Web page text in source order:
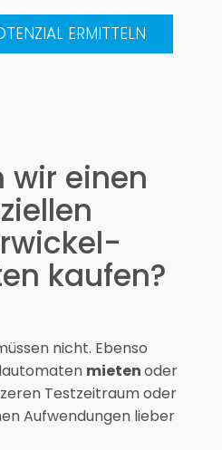
ERMITTELN
wir einen
kaufen?
nicht. Ebenso
mietenoder
Testzeitraum oder
Aufwendungen lieber